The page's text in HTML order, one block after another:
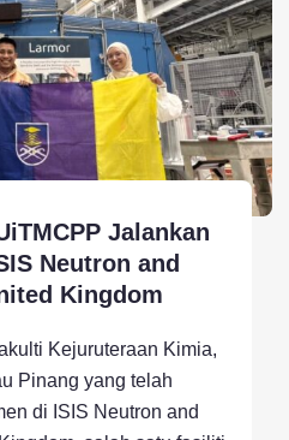
Jalankan
Neutron and
Kingdom
Kejuruteraan Kimia,
Pinang yang telah
di ISIS Neutron and